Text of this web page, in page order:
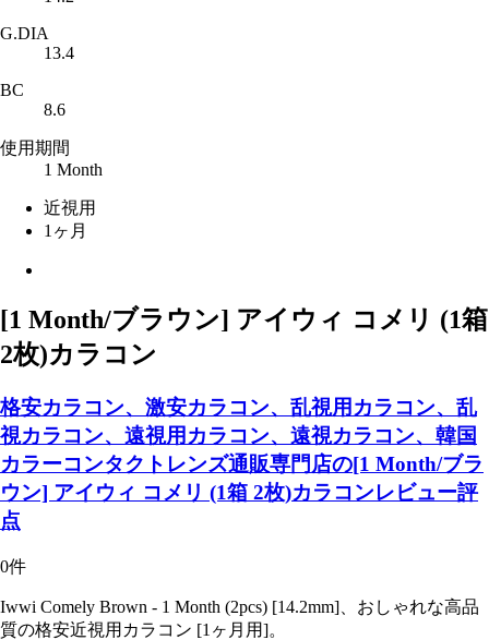
G.DIA
13.4
BC
8.6
使用期間
1 Month
近視用
1ヶ月
[1 Month/ブラウン] アイウィ コメリ (1箱
2枚)カラコン
格安カラコン、激安カラコン、乱視用カラコン、乱
視カラコン、遠視用カラコン、遠視カラコン、韓国
カラーコンタクトレンズ通販専門店の[1 Month/ブラ
ウン] アイウィ コメリ (1箱 2枚)カラコンレビュー評
点
0件
Iwwi Comely Brown - 1 Month (2pcs) [14.2mm]、おしゃれな高品
質の格安近視用カラコン [1ヶ月用]。